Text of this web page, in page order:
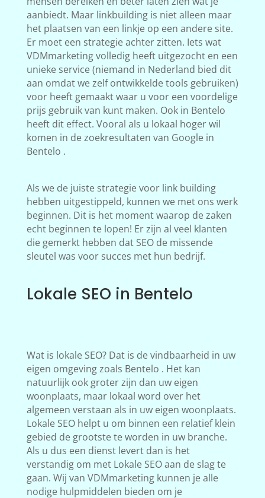
aanbiedt. Maar linkbuilding is niet alleen maar
het plaatsen van een linkje op een andere site.
Er moet een strategie achter zitten. Iets wat
VDMmarketing volledig heeft uitgezocht en een
unieke service (niemand in Nederland bied dit
aan omdat we zelf ontwikkelde tools gebruiken)
voor heeft gemaakt waar u voor een voordelige
prijs gebruik van kunt maken. Ook in Bentelo
heeft dit effect. Vooral als u lokaal hoger wil
komen in de zoekresultaten van Google in
Bentelo .
Als we de juiste strategie voor link building
hebben uitgestippeld, kunnen we met ons werk
beginnen. Dit is het moment waarop de zaken
echt beginnen te lopen! Er zijn al veel klanten
die gemerkt hebben dat SEO de missende
sleutel was voor succes met hun bedrijf.
Lokale SEO in Bentelo
Wat is lokale SEO? Dat is de vindbaarheid in uw
eigen omgeving zoals Bentelo . Het kan
natuurlijk ook groter zijn dan uw eigen
woonplaats, maar lokaal word over het
algemeen verstaan als in uw eigen woonplaats.
Lokale SEO helpt u om binnen een relatief klein
gebied de grootste te worden in uw branche.
Als u dus een dienst levert dan is het
verstandig om met Lokale SEO aan de slag te
gaan. Wij van VDMmarketing kunnen je alle
nodige hulpmiddelen bieden om je